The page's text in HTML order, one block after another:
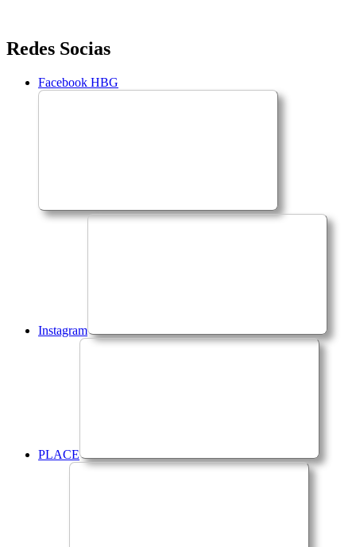
Saltar
para
conteúdo
Redes Socias
Facebook HBG
Instagram
PLACE